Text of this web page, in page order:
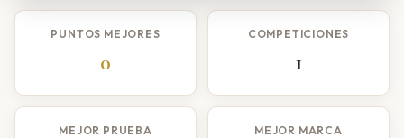
PUNTOS MEJORES
0
COMPETICIONES
1
MEJOR PRUEBA MEJOR MARCA